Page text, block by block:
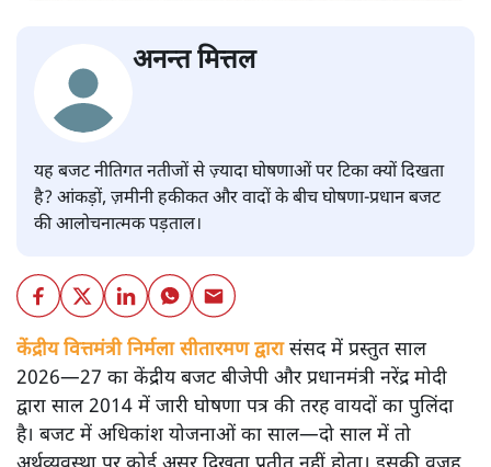
अनन्त मित्तल
यह बजट नीतिगत नतीजों से ज़्यादा घोषणाओं पर टिका क्यों दिखता
है? आंकड़ों, ज़मीनी हकीकत और वादों के बीच घोषणा-प्रधान बजट
की आलोचनात्मक पड़ताल।
केंद्रीय वित्तमंत्री निर्मला सीतारमण द्वारासंसद में प्रस्तुत साल
2026—27 का केंद्रीय बजट बीजेपी और प्रधानमंत्री नरेंद्र मोदी
द्वारा साल 2014 में जारी घोषणा पत्र की तरह वायदों का पुलिंदा
है। बजट में अधिकांश योजनाओं का साल—दो साल में तो